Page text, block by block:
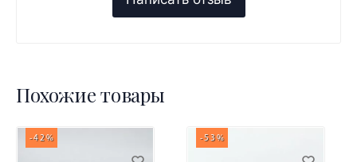
Похожие товары
-42% -53%